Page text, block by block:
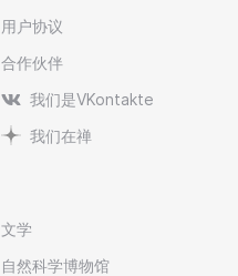
用户协议
合作伙伴
我们是VKontakte
我们在禅
文学
自然科学博物馆